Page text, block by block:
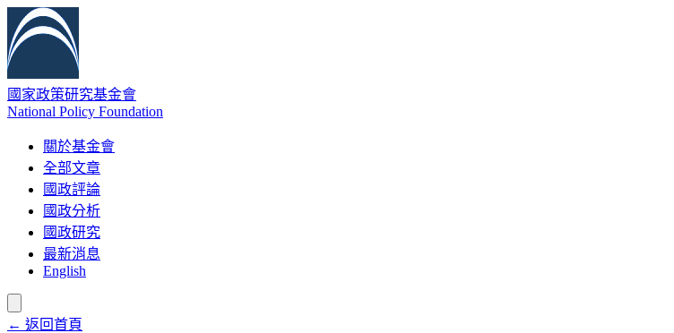
國家政策研究基金會
National Policy Foundation
關於基金會
全部文章
國政評論
國政分析
國政研究
最新消息
English
← 返回首頁